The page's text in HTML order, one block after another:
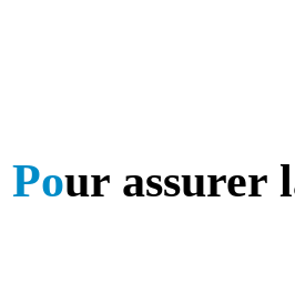
Pour assurer